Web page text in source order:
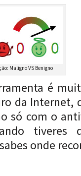
Maligno VS Benigno
é
da Internet,
só com o
tiveres
onde